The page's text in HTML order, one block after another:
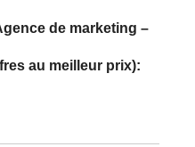
de marketing –
au meilleur prix):